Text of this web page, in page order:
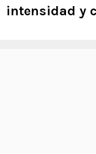
intensidad y